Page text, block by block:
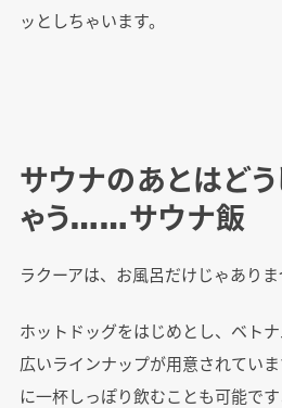
ッとしちゃいます。
サウナのあとはど
ゃう……サウナ飯
ラクーアは、お風呂だけじゃありま
ホットドッグをはじめとし、ベト
広いラインナップが用意されてい
に一杯しっぽり飲むことも可能です